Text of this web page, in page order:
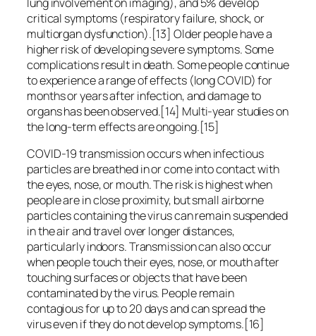
critical symptoms (respiratory failure, shock, or
multiorgan dysfunction).[13] Older people have a
higher risk of developing severe symptoms. Some
complications result in death. Some people continue
to experience a range of effects (long COVID) for
months or years after infection, and damage to
organs has been observed.[14] Multi-year studies on
the long-term effects are ongoing.[15]
COVID‑19 transmission occurs when infectious
particles are breathed in or come into contact with
the eyes, nose, or mouth. The risk is highest when
people are in close proximity, but small airborne
particles containing the virus can remain suspended
in the air and travel over longer distances,
particularly indoors. Transmission can also occur
when people touch their eyes, nose, or mouth after
touching surfaces or objects that have been
contaminated by the virus. People remain
contagious for up to 20 days and can spread the
virus even if they do not develop symptoms.[16]